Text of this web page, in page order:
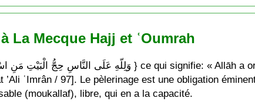
La Mecque Hajj et ʿOumrah
ʿImrân / 97]. Le pèlerinage est une obligation
(moukallaf), libre, qui en a la capacité.